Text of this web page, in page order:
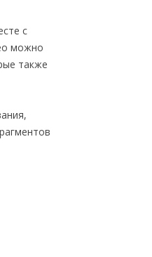
с
можно
также